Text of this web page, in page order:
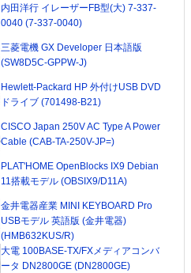
内田洋行 イレーザーFB型(大) 7-337-
0040 (7-337-0040)
三菱電機 GX Developer 日本語版
(SW8D5C-GPPW-J)
Hewlett-Packard HP 外付けUSB DVD
ドライブ (701498-B21)
CISCO Japan 250V AC Type A Power
Cable (CAB-TA-250V-JP=)
PLAT'HOME OpenBlocks IX9 Debian
11搭載モデル (OBSIX9/D11A)
金井電器産業 MINI KEYBOARD Pro
USBモデル 英語版 (金井電器)
(HMB632KUS/R)
大電 100BASE-TX/FXメディアコンバ
ータ DN2800GE (DN2800GE)